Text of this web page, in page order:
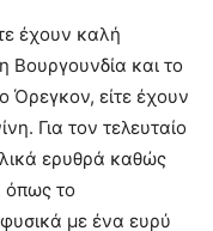
έχουν καλή
Βουργουνδία και το
Όρεγκον, είτε έχουν
Για τον τελευταίο
ερυθρά καθώς
όπως το
με ένα ευρύ